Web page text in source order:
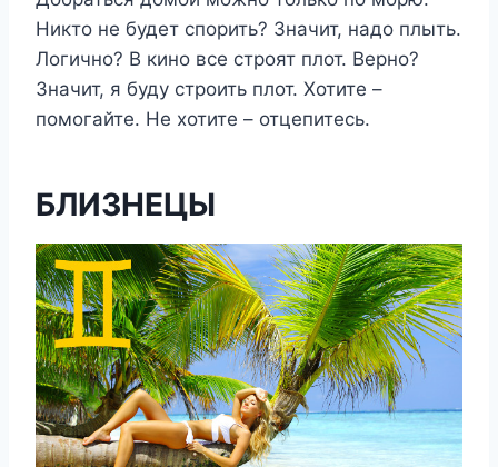
Никто не будет спорить? Значит, надо плыть.
Логично? В кино все строят плот. Верно?
Значит, я буду строить плот. Хотите –
помогайте. Не хотите – отцепитесь.
БЛИЗНЕЦЫ